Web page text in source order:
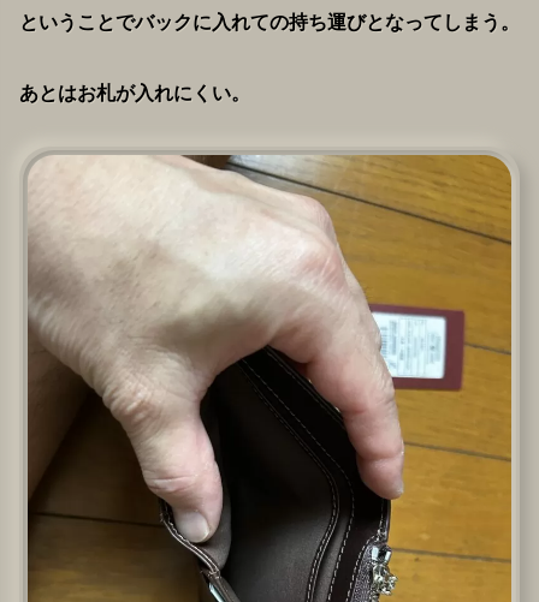
ということでバックに入れての持ち運びとなってしまう。
あとはお札が入れにくい。